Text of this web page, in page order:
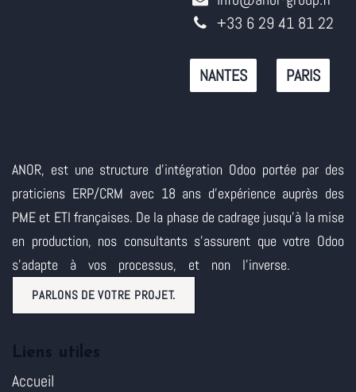
+33 6 29 41 81 22
NANTES PARIS
ANOR, est une structure d'intégration Odoo portée par des
praticiens ERP/CRM avec 18 ans d'expérience auprès des
PME et ETI françaises. De la phase de cadrage jusqu'à la mise
en production, nos consultants s'assurent que votre Odoo
s'adapte à vos processus, et non l'inverse.
PARLONS DE VOTRE PROJET.
Accueil